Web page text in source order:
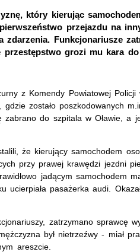
który kierując
przejazdu na
zdarzenia. Funkcjonariusze
przestępstwo grozi mu kara
z Komendy Powiatowej Policji
zostało poszkodowanych
zabrano do szpitala w Oławie, a
że kierujący samochodem
przy prawej krawędzi jezdni
jadącym samochodem
ucierpiała pasażerka audi.
zatrzymano sprawcę
był nietrzeźwy - miał
areszcie.